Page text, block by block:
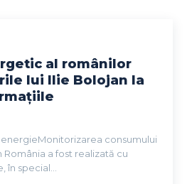
al românilor
lui Ilie Bolojan la
consumului
a fost realizată cu
special...